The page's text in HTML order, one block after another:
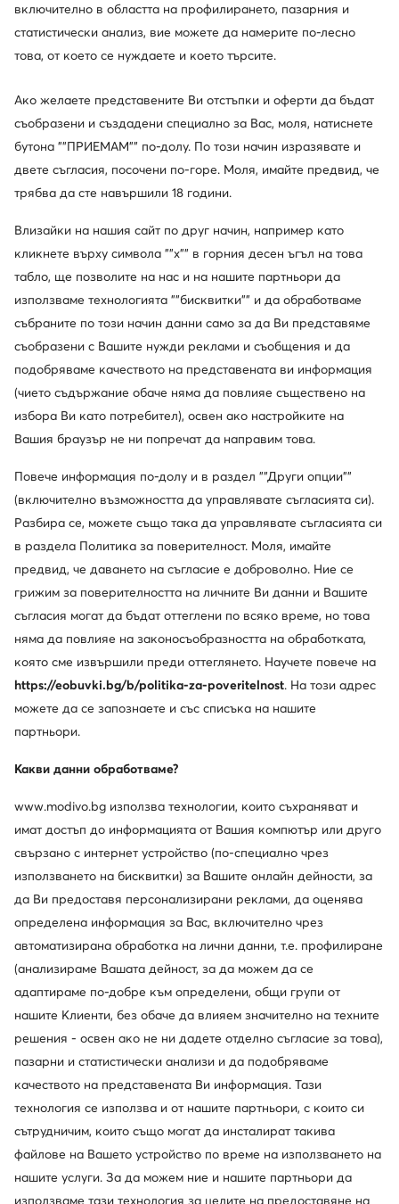
още 10% Код: SUMMER
-36%
Nike
Сникърси · Air Force · Оранжев
Редовна цена144,18 €-36%
още 25% Код: SUMMER
-17%
Nike
Сникърси · Air Force · Кафяв
Редовна цена155,94 €-17%
още 10% Код: SUMMER
-35%
Nike
Сникърси · Air Force · Бял
Актуална цена
111,99€
Най-ниска цена174,86 €-35%
още 25% Код: SUMMER
Nike
Сникърси · Air Force · Бял
125,99 €
-15%
Nike
Сникърси · Air Force · Сив
Актуална цена
194,99€
Редовна цена
Най-ниска цена229,57 €-15%
-19%
Nike
Сникърси · Air Force · Каки
149,30€
Най-ниска цена186,11 €-19%
включително в областта на профилирането, пазарния и
статистически анализ, вие можете да намерите по-лесно
това, от което се нуждаете и което търсите.
Ако желаете представените Ви отстъпки и оферти да бъдат
съобразени и създадени специално за Вас, моля, натиснете
бутона ""ПРИЕМАМ"" по-долу. По този начин изразявате и
двете съгласия, посочени по-горе. Моля, имайте предвид, че
трябва да сте навършили 18 години.
Влизайки на нашия сайт по друг начин, например като
кликнете върху символа ""x"" в горния десен ъгъл на това
табло, ще позволите на нас и на нашите партньори да
използваме технологията ""бисквитки"" и да обработваме
събраните по този начин данни само за да Ви представяме
съобразени с Вашите нужди реклами и съобщения и да
подобряваме качеството на представената ви информация
(чието съдържание обаче няма да повлияе съществено на
избора Ви като потребител), освен ако настройките на
Вашия браузър не ни попречат да направим това.
Повече информация по-долу и в раздел ""Други опции""
(включително възможността да управлявате съгласията си).
Разбира се, можете също така да управлявате съгласията си
в раздела Политика за поверителност. Моля, имайте
предвид, че даването на съгласие е доброволно. Ние се
грижим за поверителността на личните Ви данни и Вашите
съгласия могат да бъдат оттеглени по всяко време, но това
няма да повлияе на законосъобразността на обработката,
която сме извършили преди оттеглянето. Научете повече на
https://eobuvki.bg/b/politika-za-poveritelnost. На този адрес
можете да се запознаете и със списъка на нашите
партньори.
Какви данни обработваме?
www.modivo.bg използва технологии, които съхраняват и
имат достъп до информацията от Вашия компютър или друго
свързано с интернет устройство (по-специално чрез
използването на бисквитки) за Вашите онлайн дейности, за
да Ви предоставя персонализирани реклами, да оценява
определена информация за Вас, включително чрез
автоматизирана обработка на лични данни, т.е. профилиране
(анализираме Вашата дейност, за да можем да се
адаптираме по-добре към определени, общи групи от
нашите Клиенти, без обаче да влияем значително на техните
решения - освен ако не ни дадете отделно съгласие за това),
пазарни и статистически анализи и да подобряваме
качеството на представената Ви информация. Тази
технология се използва и от нашите партньори, с които си
сътрудничим, които също могат да инсталират такива
файлове на Вашето устройство по време на използването на
нашите услуги. За да можем ние и нашите партньори да
използваме тази технология за целите на предоставяне на